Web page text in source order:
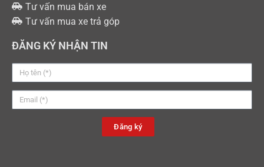
Tư vấn mua bán xe
Tư vấn mua xe trả góp
ĐĂNG KÝ NHẬN TIN
Đăng ký